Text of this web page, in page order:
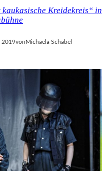
Kreidekreis“ in
2019von Michaela Schabel